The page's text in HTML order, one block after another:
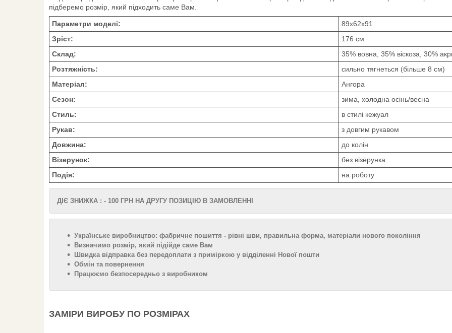
підберемо розмір, який підходить саме Вам.
Параметри моделі:
89х62х91
Зріст:
176 см
Склад:
35% вовна, 35% віскоза, 30%
Розтяжність:
сильно тягнеться (більше 8 см)
Матеріал:
Ангора
Сезон:
зима, холодна осінь/весна
Стиль:
в стилі кежуал
Рукав:
з довгим рукавом
Довжина:
до колін
Візерунок:
без візерунка
Подія:
на роботу
ДІЄ ЗНИЖКА : - 100 ГРН НА ДРУГУ ПОЗИЦІЮ В ЗАМОВЛЕННІ
Українське виробництво: фабричне пошиття - рівні шви, правильна форма, матеріали нового покоління
Визначимо розмір, який підійде саме Вам
Швидка відправка без передоплати з приміркою у відділенні Нової пошти
Обмін та повернення
Працюємо безпосередньо з виробником
ЗАМІРИ ВИРОБУ ПО РОЗМІРАХ